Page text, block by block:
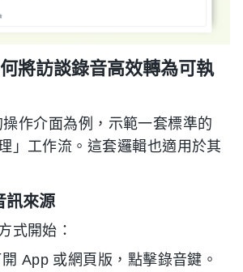
將訪談錄音高效轉為可執
作介面為例，示範一套標準的
」工作流。這套邏輯也適用於其
訊來源
式開始：
開 App 或網頁版，點擊錄音鍵。